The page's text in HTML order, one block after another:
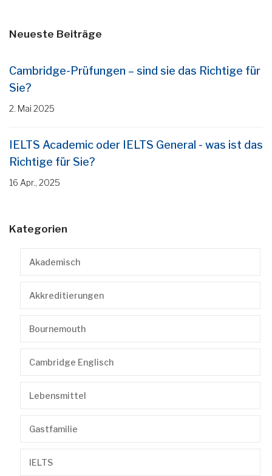
Neueste Beiträge
Cambridge-Prüfungen – sind sie das Richtige für
Sie?
2. Mai 2025
IELTS Academic oder IELTS General - was ist das
Richtige für Sie?
16 Apr., 2025
Kategorien
Akademisch
Akkreditierungen
Bournemouth
Cambridge Englisch
Lebensmittel
Gastfamilie
IELTS